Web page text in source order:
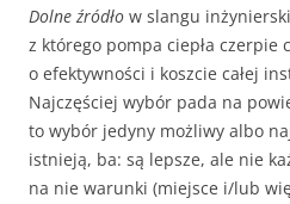
Dolne źródło w slangu
z którego pompa ciepła czerpie
o efektywności i koszcie całej
Najczęściej wybór pada na
to wybór jedyny możliwy albo
istnieją, ba: są lepsze, ale nie
na nie warunki (miejsce i/lub